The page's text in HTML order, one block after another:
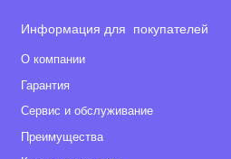
Информация для покупателей
О компании
Гарантия
Сервис и обслуживание
Преимущества